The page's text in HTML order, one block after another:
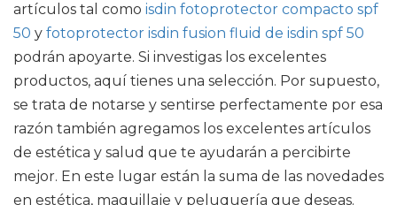
artículos tal como isdin fotoprotector compacto spf
50 y fotoprotector isdin fusion fluid de isdin spf 50
podrán apoyarte. Si investigas los excelentes
productos, aquí tienes una selección. Por supuesto,
se trata de notarse y sentirse perfectamente por esa
razón también agregamos los excelentes artículos
de estética y salud que te ayudarán a percibirte
mejor. En este lugar están la suma de las novedades
en estética, maquillaje y peluquería que deseas.